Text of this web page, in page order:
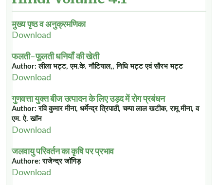
मुख्य पृष्ठ व अनुक्रमणिका
Download
फलती-फूलती धनियाँ की खेती
Author: लीला भट्ट, एम.के. नौटियाल,, निधि भट्ट एवं सौरभ भट्ट
Download
गुणवत्ता युक्त बीज उत्पादन के लिए उड़द में रोग प्रबंधन
Author: रवि कुमार मीना, धर्मेन्द्र त्रिपाठी, चम्पा लाल खटीक, रामू मीना, व
एम. ऐ. खॉन
Download
जलवायु परिवर्तन का कृषि पर प्रभाव
Authore: राजेन्द्र जॉगिड़
Download